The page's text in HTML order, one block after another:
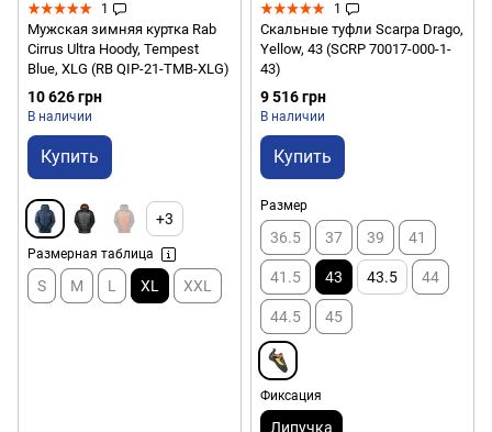
1
Мужская зимняя куртка Rab
Cirrus Ultra Hoody, Tempest
Blue, XLG (RB QIP-21-TMB-XLG)
10 626 грн
В наличии
Купить
+3
Размерная таблица
S M L XL XXL
1
Скальные туфли Scarpa Drago,
Yellow, 43 (SCRP 70017-000-1-
43)
9 516 грн
В наличии
Купить
Размер
36.5 37 39 41
41.5 43 43.5 44
44.5 45
Фиксация
Липучка